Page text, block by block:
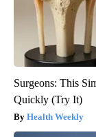
Surgeons: This
Quickly (Try It)
Health Weekly